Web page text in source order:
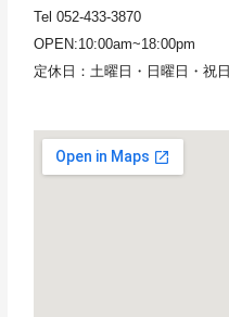
Tel 052-433-3870
OPEN:10:00am~18:00pm
定休日：土曜日・日曜日・祝日